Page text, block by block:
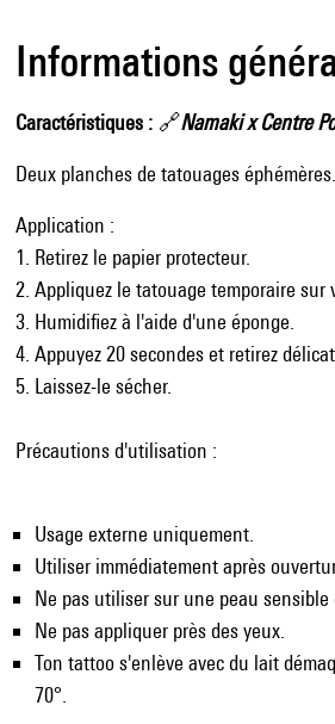
Informations
Caractéristiques 🔗Namaki x Centre
Deux planches de tatouages éphémères.
Application :
1. Retirez le papier protecteur.
2. Appliquez le tatouage temporaire sur
3. Humidifiez à l'aide d'une éponge.
4. Appuyez 20 secondes et retirez
5. Laissez-le sécher.
Précautions d'utilisation :
Usage externe uniquement.
Utiliser immédiatement après
Ne pas utiliser sur une peau
Ne pas appliquer près des yeux.
Ton tattoo s'enlève avec du lait
70°.